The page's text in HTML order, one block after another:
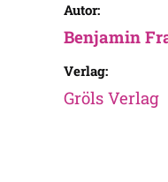
Autor:
Benjamin
Verlag:
Gröls Verlag